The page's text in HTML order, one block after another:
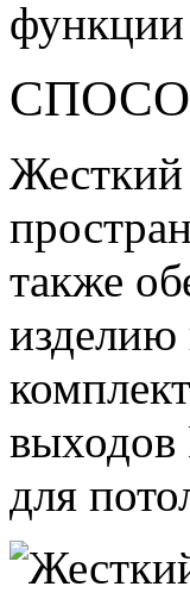
функции
Жесткий
также
изделию
выходов
для